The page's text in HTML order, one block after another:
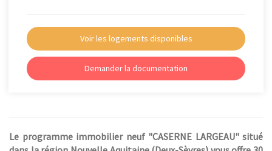
Voir les logements disponibles
Demander la documentation
Le programme immobilier neuf "CASERNE LARGEAU" situé